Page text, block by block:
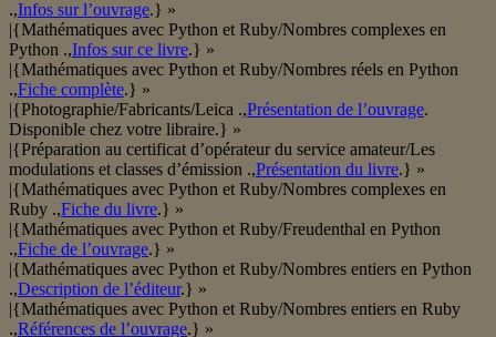
.,Infos sur l’ouvrage.} »
|{Mathématiques avec Python et Ruby/Nombres complexes en
Python .,Infos sur ce livre.} »
|{Mathématiques avec Python et Ruby/Nombres réels en Python
.,Fiche complète.} »
|{Photographie/Fabricants/Leica .,Présentation de l’ouvrage.
Disponible chez votre libraire.} »
|{Préparation au certificat d’opérateur du service amateur/Les
modulations et classes d’émission .,Présentation du livre.} »
|{Mathématiques avec Python et Ruby/Nombres complexes en
Ruby .,Fiche du livre.} »
|{Mathématiques avec Python et Ruby/Freudenthal en Python
.,Fiche de l’ouvrage.} »
|{Mathématiques avec Python et Ruby/Nombres entiers en Python
.,Description de l’éditeur.} »
|{Mathématiques avec Python et Ruby/Nombres entiers en Ruby
.,Références de l’ouvrage.} »